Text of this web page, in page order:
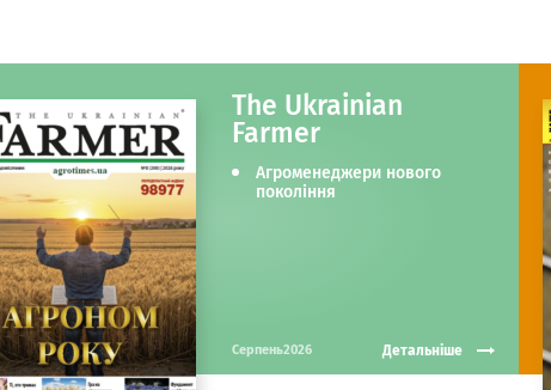
The Ukrainian
Farmer
Агроменеджери нового
покоління
Серпень2026 Детальніше